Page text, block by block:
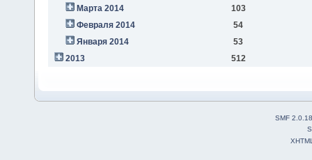
Марта 2014
103
Февраля 2014
54
Января 2014
53
2013
512
SMF 2.0.18